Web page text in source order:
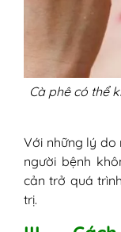
Cà phê có thể
Với những lý do
người bệnh
cản trở quá
trị.